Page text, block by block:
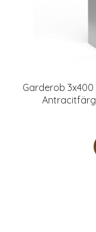
Garderob